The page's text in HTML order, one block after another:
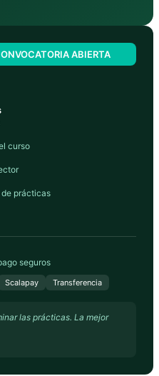
ABIERTA
curso
prácticas
seguros
Scalapay Transferencia
las prácticas. La mejor